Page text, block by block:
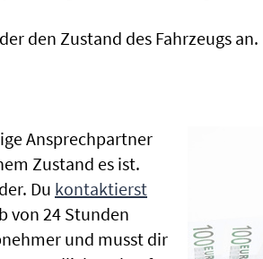
den Zustand des Fahrzeugs
Ansprechpartner
Zustand es ist.
Du kontaktierst
von 24 Stunden
und musst dir